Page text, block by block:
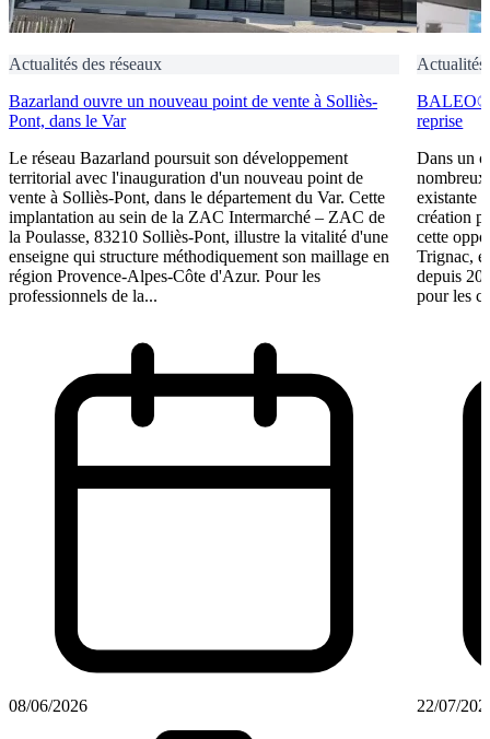
Actualités des réseaux
Bazarland ouvre un nouveau point de vente à Solliès-
Pont, dans le Var
Le réseau Bazarland poursuit son développement
territorial avec l'inauguration d'un nouveau point de
vente à Solliès-Pont, dans le département du Var. Cette
implantation au sein de la ZAC Intermarché – ZAC de
la Poulasse, 83210 Solliès-Pont, illustre la vitalité d'une
enseigne qui structure méthodiquement son maillage en
région Provence-Alpes-Côte d'Azur. Pour les
professionnels de la...
08/06/2026
Actualités
BALEO®
reprise
Dans un
nombreux
existante
création
cette
Trignac,
depuis
pour les
22/07/